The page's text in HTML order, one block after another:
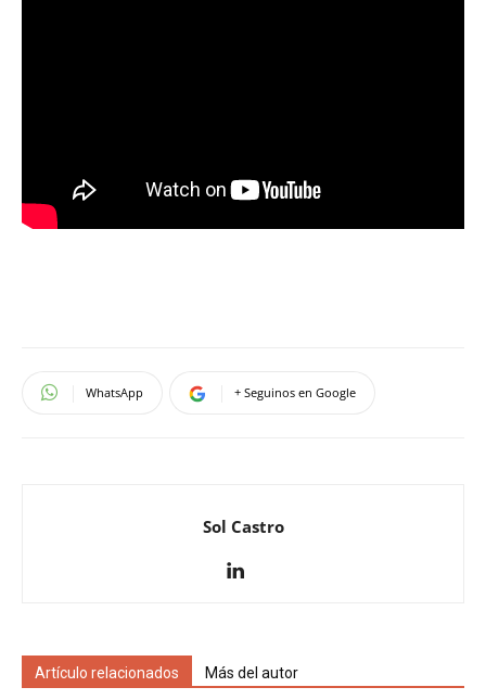
WhatsApp + Seguinos en Google
Sol Castro
Artículo relacionados Más del autor